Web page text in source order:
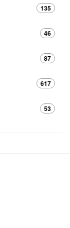
135
46
87
617
53